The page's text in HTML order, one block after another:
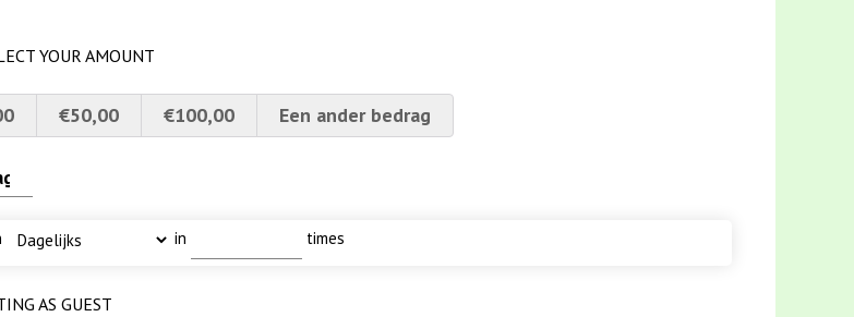
YOUR AMOUNT
€50,00 €100,00 Een ander bedrag
in times
AS GUEST